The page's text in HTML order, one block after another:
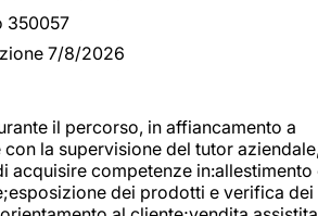
350057
7/8/2026
il percorso, in affiancamento a
la supervisione del tutor
acquisire competenze in:allestimento
dei prodotti e verifica dei